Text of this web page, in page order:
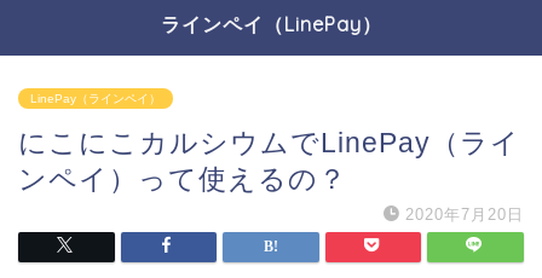
ラインペイ（LinePay）
LinePay（ラインペイ）
にこにこカルシウムでLinePay（ライ
ンペイ）って使えるの？
2020年7月20日